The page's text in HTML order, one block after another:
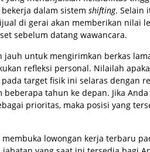
dalam sistem shifting. Selain
di gerai akan memberikan nilai
sebelum datang wawancara.
jauh untuk mengirimkan berkas
refleksi personal. Nilailah
target fisik ini selaras dengan
tahun ke depan. Jika
prioritas, maka posisi yang
membuka lowongan kerja terbaru